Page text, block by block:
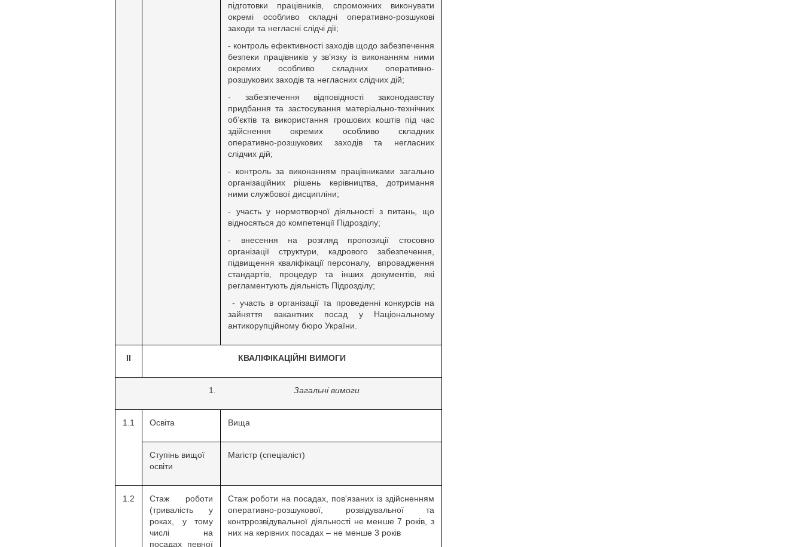
підготовки працівників, спроможних виконувати
окремі особливо складні оперативно-розшукові
заходи та негласні слідчі дії;
- контроль ефективності заходів щодо забезпечення
безпеки працівників у зв’язку із виконанням ними
окремих особливо складних оперативно-
розшукових заходів та негласних слідчих дій;
- забезпечення відповідності законодавству
придбання та застосування матеріально-технічних
об’єктів та використання грошових коштів під час
здійснення окремих особливо складних
оперативно-розшукових заходів та негласних
слідчих дій;
- контроль за виконанням працівниками загально
організаційних рішень керівництва, дотримання
ними службової дисципліни;
- участь у нормотворчої діяльності з питань, що
відносяться до компетенції Підрозділу;
- внесення на розгляд пропозиції стосовно
організації структури, кадрового забезпечення,
підвищення кваліфікації персоналу, впровадження
стандартів, процедур та інших документів, які
регламентують діяльність Підрозділу;
- участь в організації та проведенні конкурсів на
зайняття вакантних посад у Національному
антикорупційному бюро України.
ІІ КВАЛІФІКАЦІЙНІ ВИМОГИ
Загальні вимоги
1.1 Освіта Вища
Ступінь вищої
освіти
Магістр (спеціаліст)
1.2
Стаж роботи
(тривалість у
роках, у тому
числі на
посадах певної
Стаж роботи на посадах, пов'язаних із здійсненням
оперативно-розшукової, розвідувальної та
контррозвідувальної діяльності не менше 7 років, з
них на керівних посадах – не менше 3 років